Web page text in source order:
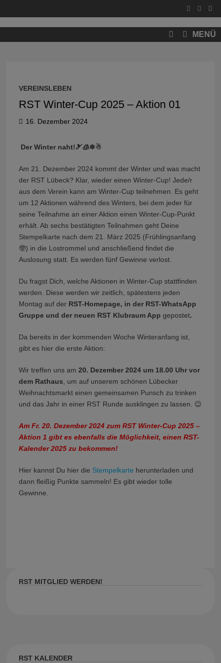
MENÜ
VEREINSLEBEN
RST Winter-Cup 2025 – Aktion 01
16. Dezember 2024
Der Winter naht!🎿🧊❄☃
Am 21. Dezember 2024 kommt der Winter und was macht
der RST Lübeck? Klar, wieder einen Winter-Cup! Jede/r
aus dem Verein kann am Winter-Cup teilnehmen. Es geht
um 12 Aktionen während des Winters, bei dem jeder für
seine Teilnahme an einer Aktion einen Winter-Cup-Punkt
erhält. Ab sechs bestätigten Teilnahmen geht Deine
Stempelkarte nach dem 21. März 2025 (Frühlingsanfang
🤓) in die Lostrommel und anschließend findet die
Auslosung statt. Es werden fünf Gewinne verlost.
Du fragst Dich, welche Aktionen in Winter-Cup stattfinden
werden. Diese werden wir zeitlich, spätestens jeden
Montag auf der RST-Homepage, in der RST-WhatsApp
Gruppe und der neuen RST Klubraum App gepostet.
Da bereits in der kommenden Woche Winteranfang ist,
gibt es hier die erste Aktion:
Wir treffen uns am 20. Dezember 2024 um 18.00 Uhr vor
dem Rathaus , um auf unserem schönen Lübecker
Weihnachtsmarkt einen gemeinsamen Punsch zu trinken
und das Jahr in einer RST Runde ausklingen zu lassen. 😉
Am Fr. 20. Dezember 2024 zum RST Winter-Cup 2025 –
Aktion 1 gibt es ebenfalls die Möglichkeit, einen RST-
Kalender 2025 zu bekommen!
Hier kannst Du hier die Stempelkarte herunterladen und
dann fleißig Punkte sammeln! Es gibt wieder tolle
Gewinne.
RST MITGLIED WERDEN!
RST KALENDER